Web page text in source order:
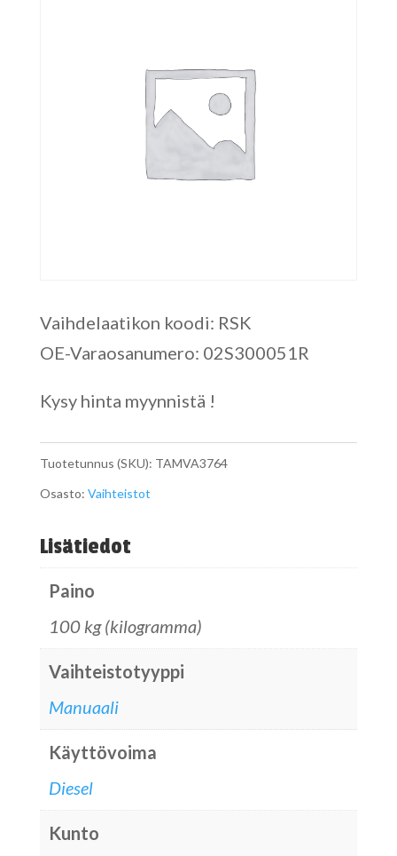
Vaihdelaatikon koodi: RSK
OE-Varaosanumero: 02S300051R
Kysy hinta myynnistä !
Tuotetunnus (SKU): TAMVA3764
Osasto: Vaihteistot
Lisätiedot
Paino
100 kg (kilogramma)
Vaihteistotyyppi
Manuaali
Käyttövoima
Diesel
Kunto